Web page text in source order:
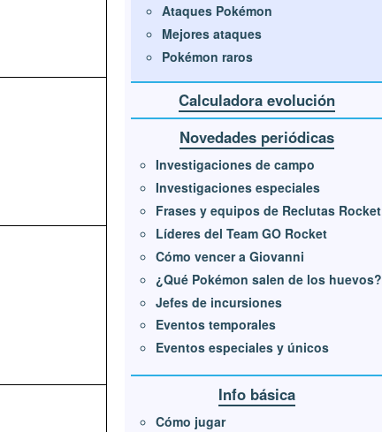
Ataques Pokémon
Mejores ataques
Pokémon raros
Calculadora evolución
Novedades periódicas
Investigaciones de campo
Investigaciones especiales
Frases y equipos de Reclutas Rocket
Líderes del Team GO Rocket
Cómo vencer a Giovanni
¿Qué Pokémon salen de los huevos?
Jefes de incursiones
Eventos temporales
Eventos especiales y únicos
Info básica
Cómo jugar